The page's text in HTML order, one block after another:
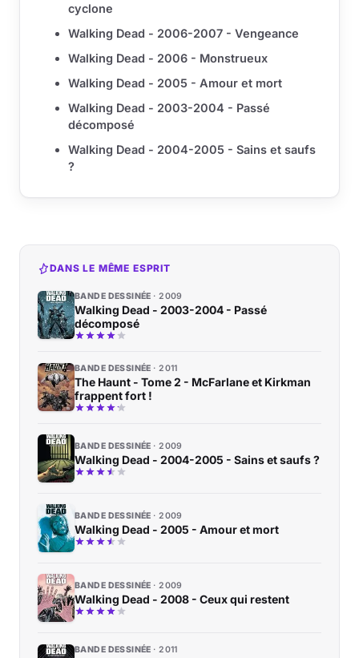
cyclone
Walking Dead - 2006-2007 - Vengeance
Walking Dead - 2006 - Monstrueux
Walking Dead - 2005 - Amour et mort
Walking Dead - 2003-2004 - Passé
décomposé
Walking Dead - 2004-2005 - Sains et saufs
?
DANS LE MÊME ESPRIT
BANDE DESSINÉE 2009
Walking Dead - 2003-2004 - Passé
décomposé
BANDE DESSINÉE 2011
The Haunt - Tome 2 - McFarlane et Kirkman
frappent fort !
BANDE DESSINÉE 2009
Walking Dead - 2004-2005 - Sains et saufs ?
BANDE DESSINÉE 2009
Walking Dead - 2005 - Amour et mort
BANDE DESSINÉE 2009
Walking Dead - 2008 - Ceux qui restent
BANDE DESSINÉE 2011